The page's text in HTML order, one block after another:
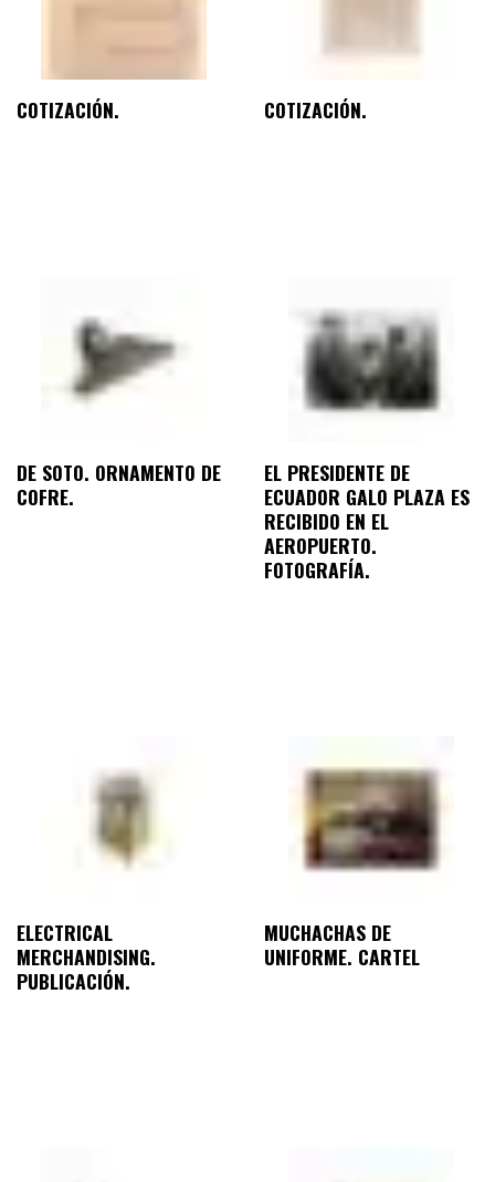
COTIZACIÓN. COTIZACIÓN.
DE SOTO. ORNAMENTO DE
COFRE.
EL PRESIDENTE DE
ECUADOR GALO PLAZA ES
RECIBIDO EN EL
AEROPUERTO.
FOTOGRAFÍA.
ELECTRICAL
MERCHANDISING.
PUBLICACIÓN.
MUCHACHAS DE
UNIFORME. CARTEL